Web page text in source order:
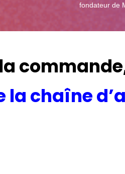
fondateur de
la chaîne